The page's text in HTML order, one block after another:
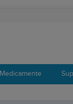
Medicamente